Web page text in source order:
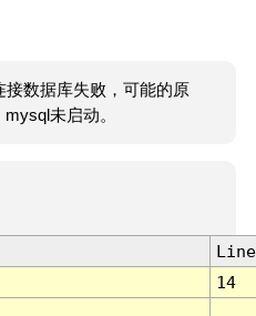
接数据库失败，可能的原
未启动。
Line
14